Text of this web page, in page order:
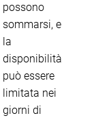
possono
sommarsi, e
la
disponibilità
può essere
limitata nei
giorni di